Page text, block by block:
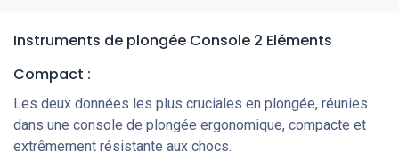
Instruments de plongée Console 2 Eléments
Compact :
Les deux données les plus cruciales en plongée, réunies
dans une console de plongée ergonomique, compacte et
extrêmement résistante aux chocs.